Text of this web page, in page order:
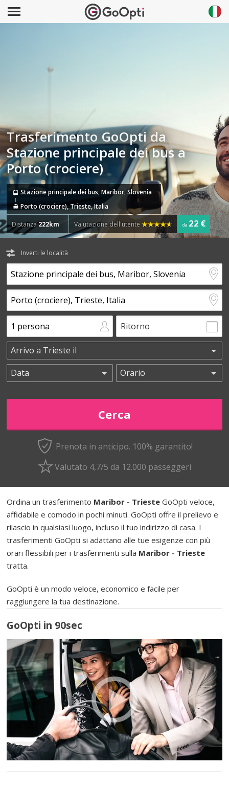
Trasferimento GoOpti da
Stazione principale dei bus a
Porto (crociere)
Stazione principale dei bus, Maribor, Slovenia
Porto (crociere), Trieste, Italia
Distanza222km Valutazione dell'utente da 22 €
Inverti le località
Ritorno
Prenota in anticipo. 100% garantito!
Valutato 4,7/5 da 12.000 passeggeri
Ordina un trasferimento Maribor - Trieste GoOpti veloce,
affidabile e comodo in pochi minuti. GoOpti offre il prelievo e
rilascio in qualsiasi luogo, incluso il tuo indirizzo di casa. I
trasferimenti GoOpti si adattano alle tue esigenze con più
orari flessibili per i trasferimenti sulla Maribor - Trieste
tratta.
GoOpti è un modo veloce, economico e facile per
raggiungere la tua destinazione.
GoOpti in 90sec